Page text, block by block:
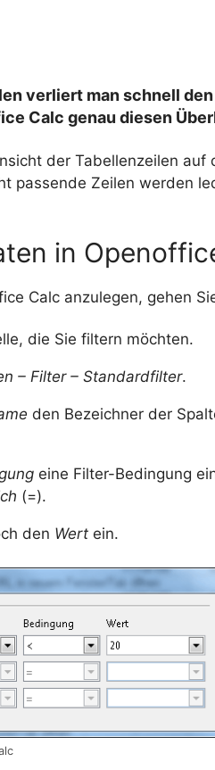
verliert man schnell
Calc genau diesen
der Tabellenzeilen auf
passende Zeilen werden
in
Calc anzulegen, gehen
die Sie filtern möchten.
– Filter – Standardfilter.
den Bezeichner der
eine Filter-Bedingung
(=).
den Wert ein.